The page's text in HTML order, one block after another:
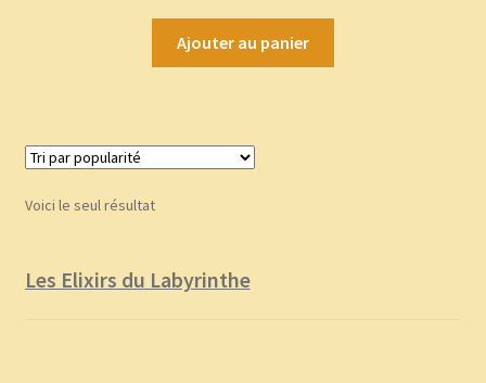
Ajouter au panier
Voici le seul résultat
Les Elixirs du Labyrinthe